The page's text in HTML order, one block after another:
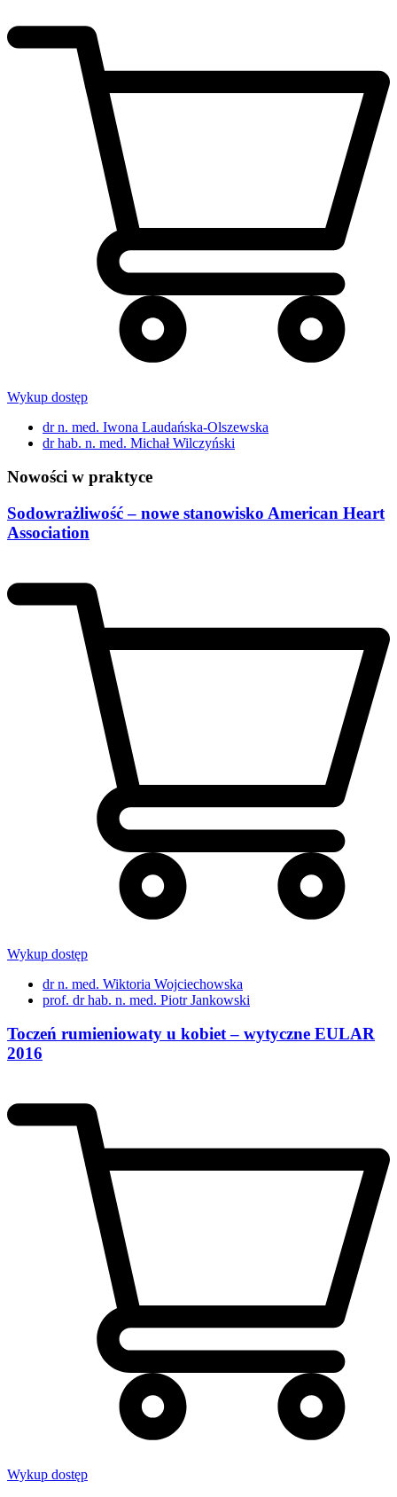
Wykup dostęp
dr n. med. Iwona Laudańska-Olszewska
dr hab. n. med. Michał Wilczyński
Nowości w praktyce
Sodowrażliwość – nowe stanowisko American Heart
Association
Wykup dostęp
dr n. med. Wiktoria Wojciechowska
prof. dr hab. n. med. Piotr Jankowski
Toczeń rumieniowaty u kobiet – wytyczne EULAR
2016
Wykup dostęp